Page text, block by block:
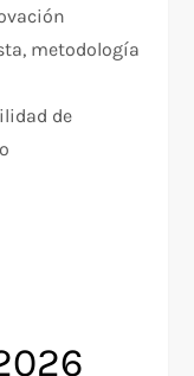
metodología
de